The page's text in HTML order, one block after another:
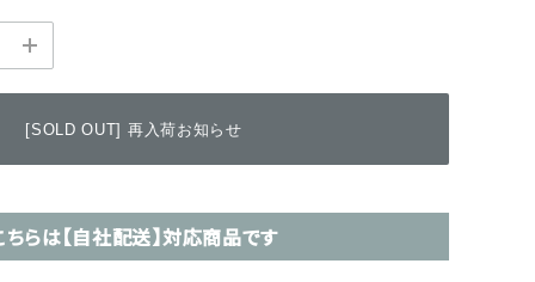
[SOLD OUT] 再入荷お知らせ
ちらは【自社配送】対応商品です